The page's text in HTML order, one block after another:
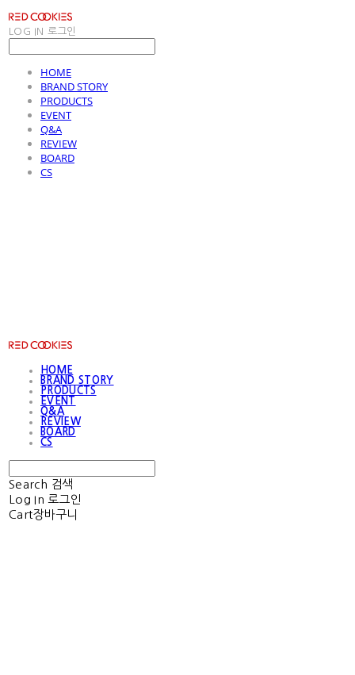
LOG IN 로그인
HOME
BRAND STORY
PRODUCTS
EVENT
Q&A
REVIEW
BOARD
CS
HOME
BRAND STORY
PRODUCTS
EVENT
Q&A
REVIEW
BOARD
CS
Search 검색
Log In 로그인
Cart장바구니